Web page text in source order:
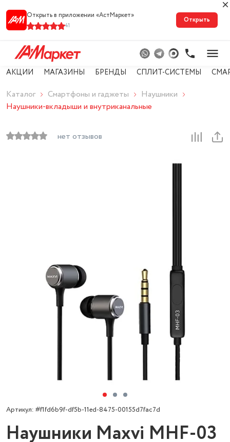
Открыть в приложении «АстМарке‪т‬»
41
Открыть
АКЦИИ МАГАЗИНЫ БРЕНДЫ СПЛИТ-СИСТЕМЫ
Каталог Смартфоны и гаджеты
Наушники
Наушники-вкладыши и внутриканальные
нет отзывов
Артикул: #f1fd6b9f-df5b-11ed-8475-00155d7fac7d
Наушники Maxvi MHF-03